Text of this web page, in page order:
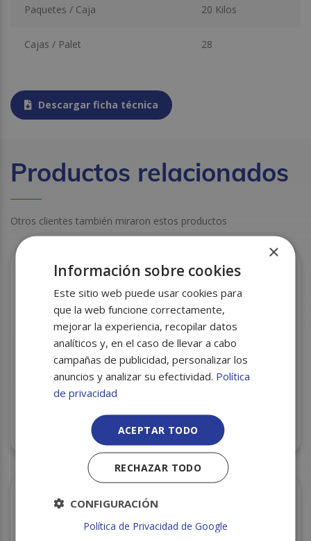
Paquetes / Caja 20 Kilos
Cajas / Palet 28
Descargar ficha técnica
Productos relacionados
Otros clientes también miraron estos productos
PLASTICO TRANSPARENTE 20X35 C/25
NEVAPLAST
×
Información sobre cookies
Este sitio web puede usar cookies para
que la web funcione correctamente,
mejorar la experiencia, recopilar datos
analíticos y, en el caso de llevar a cabo
campañas de publicidad, personalizar los
anuncios y analizar su efectividad. Política
de privacidad
ACEPTAR TODO
RECHAZAR TODO
CONFIGURACIÓN
Política de Privacidad de Google